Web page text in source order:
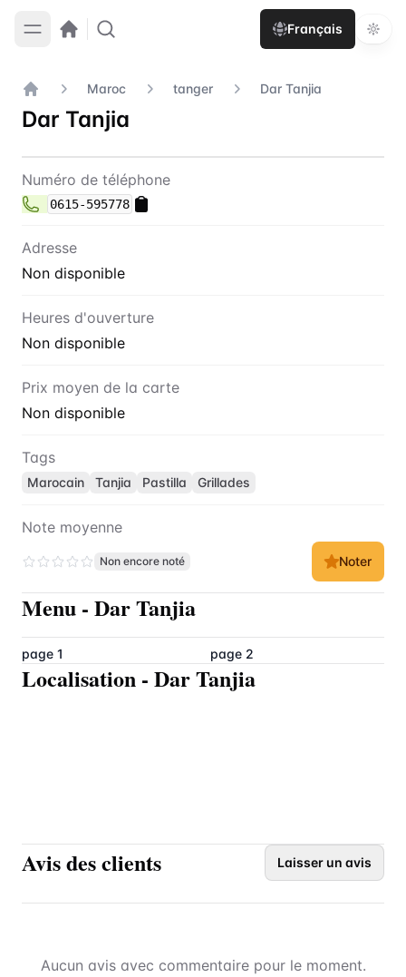
Français
Accueil
Maroc tanger Dar Tanjia
Dar Tanjia
Contact Dar Tanjia
Numéro de téléphone
0615-595778
Adresse
Non disponible
Heures d'ouverture
Non disponible
Prix moyen de la carte
Non disponible
Tags
Marocain Tanjia Pastilla Grillades
Note moyenne
Non encore noté Noter
Menu - Dar Tanjia
page 1 page 2
Localisation - Dar Tanjia
Avis des clients Laisser un avis
Aucun avis avec commentaire pour le moment.